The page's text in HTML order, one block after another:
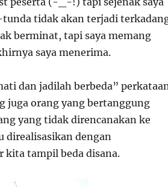
tidak akan terjadi
berminat, tapi saya memang
saya menerima.
dan jadilah berbeda”
juga orang yang bertanggung
yang tidak direncanakan ke
direalisasikan dengan
kita tampil beda disana.